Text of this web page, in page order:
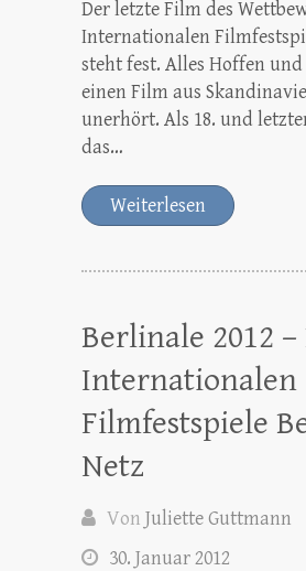
Der letzte Film des
Internationalen
steht fest. Alles Hoffen
einen Film aus
unerhört. Als 18. und
das…
Weiterlesen
Berlinale 2012 –
Internationalen
Filmfestspiele
Netz
Von Juliette Guttmann
30. Januar 2012